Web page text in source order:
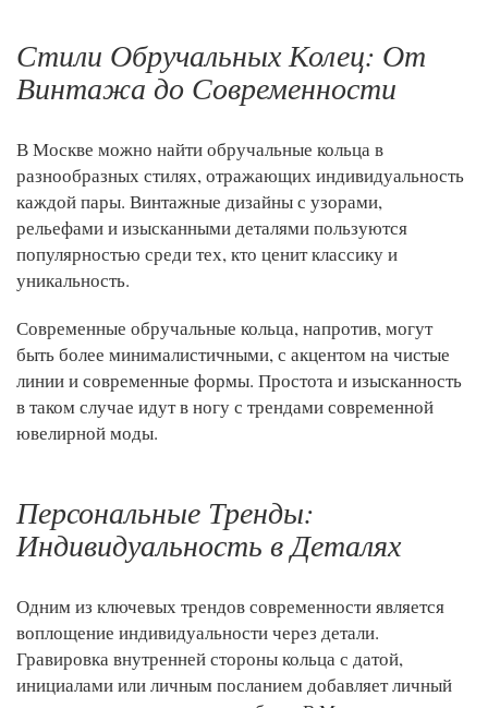
Стили Обручальных Колец: От
Винтажа до Современности
В Москве можно найти обручальные кольца в
разнообразных стилях, отражающих индивидуальность
каждой пары. Винтажные дизайны с узорами,
рельефами и изысканными деталями пользуются
популярностью среди тех, кто ценит классику и
уникальность.
Современные обручальные кольца, напротив, могут
быть более минималистичными, с акцентом на чистые
линии и современные формы. Простота и изысканность
в таком случае идут в ногу с трендами современной
ювелирной моды.
Персональные Тренды:
Индивидуальность в Деталях
Одним из ключевых трендов современности является
воплощение индивидуальности через детали.
Гравировка внутренней стороны кольца с датой,
инициалами или личным посланием добавляет личный